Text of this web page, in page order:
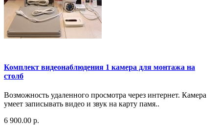
Комплект видеонаблюдения 1 камера для монтажа на
столб
Возможность удаленного просмотра через интернет. Камера
умеет записывать видео и звук на карту памя..
6 900.00 р.